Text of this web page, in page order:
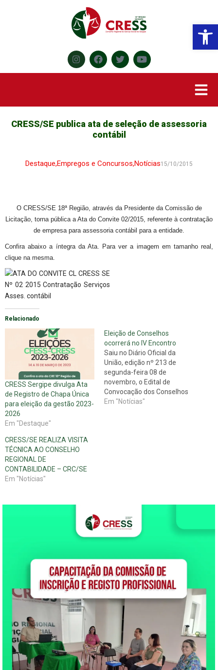
CRESS/SE publica ata de seleção de assessoria
contábil
Destaque,Empregos e Concursos,Notícias15/10/2015
O CRESS/SE 18ª Região, através da Presidente da Comissão de
Licitação, torna pública a Ata do Convite 02/2015, referente à contratação
de empresa para assessoria contábil para a entidade.
Confira abaixo a íntegra da Ata. Para ver a imagem em tamanho real,
clique na mesma.
Relacionado
CRESS Sergipe divulga Ata
de Registro de Chapa Única
para eleição da gestão 2023-
2026
Em "Destaque"
Eleição de Conselhos
ocorrerá no IV Encontro
Saiu no Diário Oficial da
União, edição nº 213 de
segunda-feira 08 de
novembro, o Edital de
Convocação dos Conselhos
Estaduais e Municipais, para
Em "Notícias"
CRESS/SE REALIZA VISITA
TÉCNICA AO CONSELHO
REGIONAL DE
CONTABILIDADE – CRC/SE
Em "Notícias"